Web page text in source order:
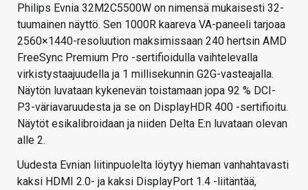
Philips Evnia 32M2C5500W on nimensä mukaisesti 32-
tuumainen näyttö. Sen 1000R kaareva VA-paneeli tarjoaa
2560×1440-resoluution maksimissaan 240 hertsin AMD
FreeSync Premium Pro -sertifioidulla vaihtelevalla
virkistystaajuudella ja 1 millisekunnin G2G-vasteajalla.
Näytön luvataan kykenevän toistamaan jopa 92 % DCI-
P3-väriavaruudesta ja se on DisplayHDR 400 -sertifioitu.
Näytöt esikalibroidaan ja niiden Delta E:n luvataan olevan
alle 2.
Uudesta Evnian liitinpuolelta löytyy hieman vanhahtavasti
kaksi HDMI 2.0- ja kaksi DisplayPort 1.4 -liitäntää,